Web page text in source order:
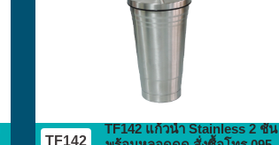
TF142
TF142 แก้วน้ำ Stainless 2 ชั้น